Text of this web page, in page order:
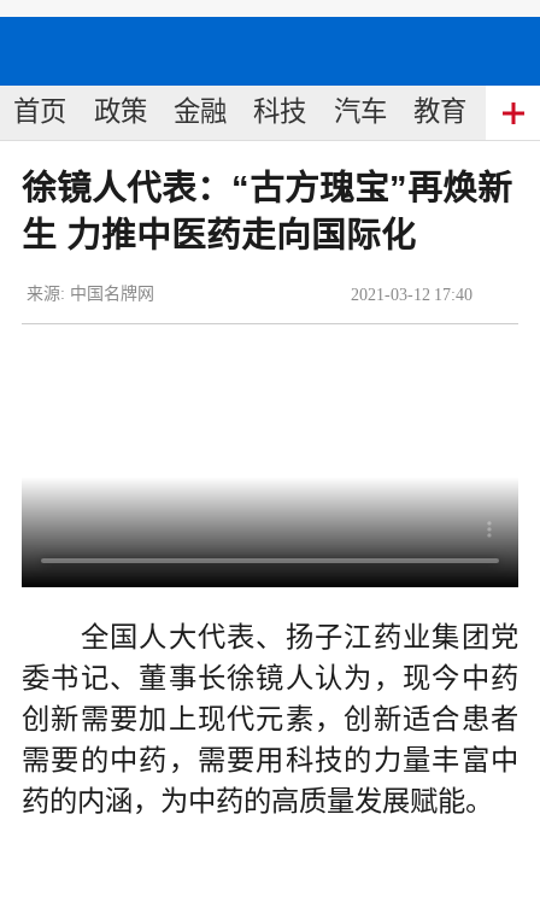
首页 政策 金融 科技 汽车 教育 食
徐镜人代表：“古方瑰宝”再焕新
生 力推中医药走向国际化
2021-03-12 17:40
来源: 中国名牌网
全国人大代表、扬子江药业集团党
委书记、董事长徐镜人认为，现今中药
创新需要加上现代元素，创新适合患者
需要的中药，需要用科技的力量丰富中
药的内涵，为中药的高质量发展赋能。